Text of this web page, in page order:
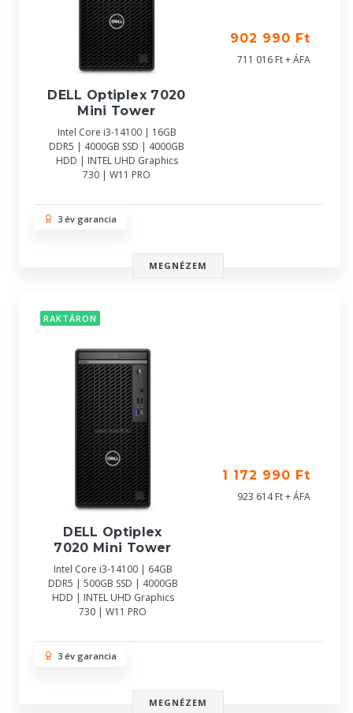
DELL Optiplex 7020
Mini Tower
Intel Core i3-14100 | 16GB
DDR5 | 4000GB SSD | 4000GB
HDD | INTEL UHD Graphics
730 | W11 PRO
902 990 Ft
711 016 Ft + ÁFA
3 év garancia
MEGNÉZEM
RAKTÁRON
DELL Optiplex
7020 Mini Tower
Intel Core i3-14100 | 64GB
DDR5 | 500GB SSD | 4000GB
HDD | INTEL UHD Graphics
730 | W11 PRO
1 172 990 Ft
923 614 Ft + ÁFA
3 év garancia
MEGNÉZEM